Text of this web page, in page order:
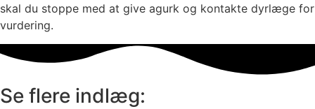
skal du stoppe med at give agurk og kontakte dyrlæge for
vurdering.
Se flere indlæg: